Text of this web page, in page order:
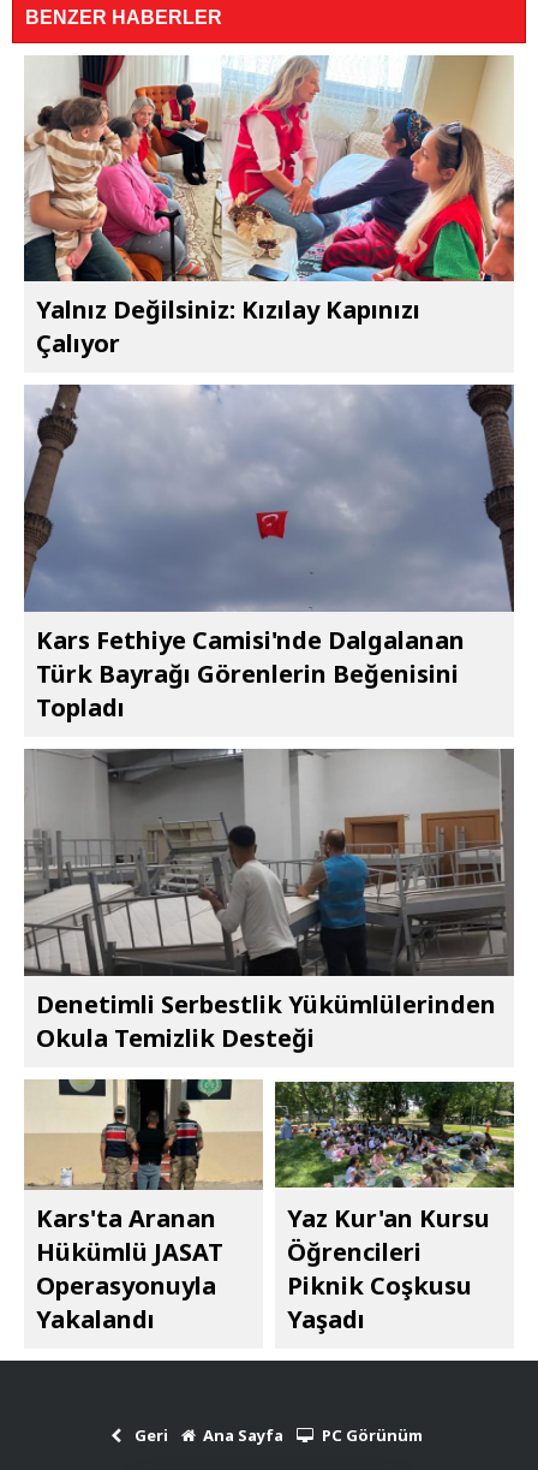
BENZER HABERLER
Yalnız Değilsiniz: Kızılay Kapınızı
Çalıyor
Kars Fethiye Camisi'nde Dalgalanan
Türk Bayrağı Görenlerin Beğenisini
Topladı
Denetimli Serbestlik Yükümlülerinden
Okula Temizlik Desteği
Kars'ta Aranan
Hükümlü JASAT
Operasyonuyla
Yakalandı
Yaz Kur'an Kursu
Öğrencileri
Piknik Coşkusu
Yaşadı
Geri Ana Sayfa
PC Görünüm